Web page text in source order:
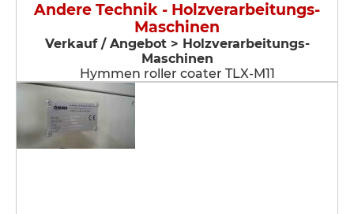
Andere Technik - Holzverarbeitungs-
Maschinen
Verkauf / Angebot > Holzverarbeitungs-
Maschinen
Hymmen roller coater TLX-M11